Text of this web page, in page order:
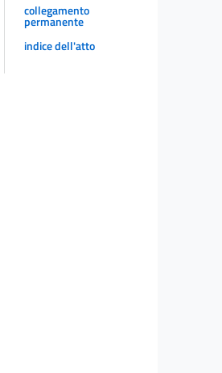
collegamento
permanente
indice dell'atto